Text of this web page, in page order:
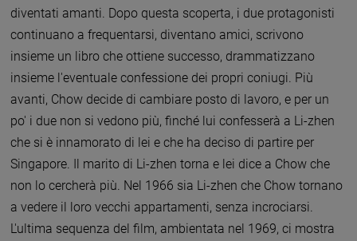
diventati amanti. Dopo questa scoperta, i due protagonisti
continuano a frequentarsi, diventano amici, scrivono
insieme un libro che ottiene successo, drammatizzano
insieme l'eventuale confessione dei propri coniugi. Più
avanti, Chow decide di cambiare posto di lavoro, e per un
po' i due non si vedono più, finché lui confesserà a Li-zhen
che si è innamorato di lei e che ha deciso di partire per
Singapore. Il marito di Li-zhen torna e lei dice a Chow che
non lo cercherà più. Nel 1966 sia Li-zhen che Chow tornano
a vedere il loro vecchi appartamenti, senza incrociarsi.
L'ultima sequenza del film, ambientata nel 1969, ci mostra